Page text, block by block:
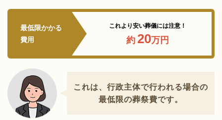
最低限かかる
費用
これより安い葬儀には注意！
約 20万円
これは、行政主体で行われる場合の
最低限の葬祭費です。